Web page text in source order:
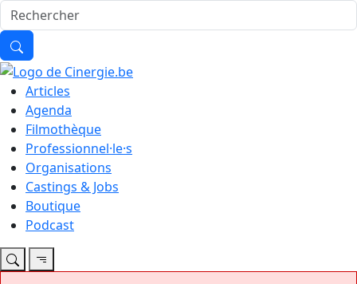
Articles
Agenda
Filmothèque
Professionnel·le·s
Organisations
Castings & Jobs
Boutique
Podcast